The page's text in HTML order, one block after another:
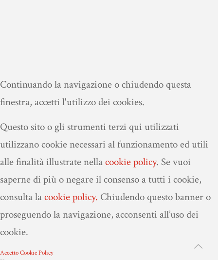
Continuando la navigazione o chiudendo questa
finestra, accetti l'utilizzo dei cookies.
Questo sito o gli strumenti terzi qui utilizzati
utilizzano cookie necessari al funzionamento ed utili
alle finalità illustrate nellacookie policy. Se vuoi
saperne di più o negare il consenso a tutti i cookie,
consulta lacookie policy. Chiudendo questo banner o
proseguendo la navigazione, acconsenti all’uso dei
cookie.
AccettoCookie Policy